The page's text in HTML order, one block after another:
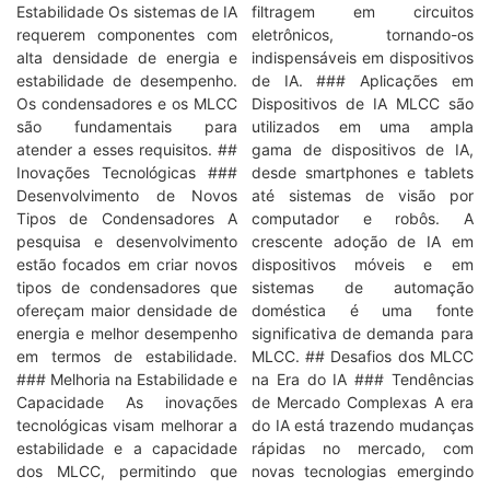
Estabilidade Os sistemas de IA
requerem componentes com
alta densidade de energia e
estabilidade de desempenho.
Os condensadores e os MLCC
são fundamentais para
atender a esses requisitos. ##
Inovações Tecnológicas ###
Desenvolvimento de Novos
Tipos de Condensadores A
pesquisa e desenvolvimento
estão focados em criar novos
tipos de condensadores que
ofereçam maior densidade de
energia e melhor desempenho
em termos de estabilidade.
### Melhoria na Estabilidade e
Capacidade As inovações
tecnológicas visam melhorar a
estabilidade e a capacidade
dos MLCC, permitindo que
filtragem em circuitos
eletrônicos, tornando-os
indispensáveis em dispositivos
de IA. ### Aplicações em
Dispositivos de IA MLCC são
utilizados em uma ampla
gama de dispositivos de IA,
desde smartphones e tablets
até sistemas de visão por
computador e robôs. A
crescente adoção de IA em
dispositivos móveis e em
sistemas de automação
doméstica é uma fonte
significativa de demanda para
MLCC. ## Desafios dos MLCC
na Era do IA ### Tendências
de Mercado Complexas A era
do IA está trazendo mudanças
rápidas no mercado, com
novas tecnologias emergindo